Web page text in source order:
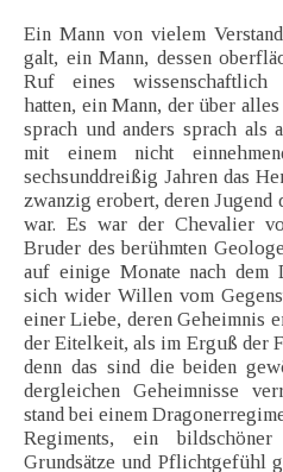
Ein Mann von vielem
galt, ein Mann, dessen
Ruf eines wissenschaftlich
hatten, ein Mann, der über
sprach und anders sprach als
mit einem nicht
sechsunddreißig Jahren das
zwanzig erobert, deren Jugend
war. Es war der Chevalier
Bruder des berühmten
auf einige Monate nach dem
sich wider Willen vom
einer Liebe, deren Geheimnis
der Eitelkeit, als im Erguß der
denn das sind die beiden
dergleichen Geheimnisse
stand bei einem
Regiments, ein
Grundsätze und Pflichtgefühl